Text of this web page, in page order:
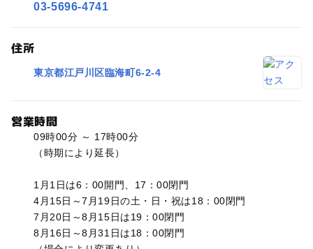
03-5696-4741
住所
東京都江戸川区臨海町6-2-4
営業時間
09時00分 ～ 17時00分
（時期により延長）
1月1日は6：00開門、17：00閉門
4月15日～7月19日の土・日・祝は18：00閉門
7月20日～8月15日は19：00閉門
8月16日～8月31日は18：00閉門